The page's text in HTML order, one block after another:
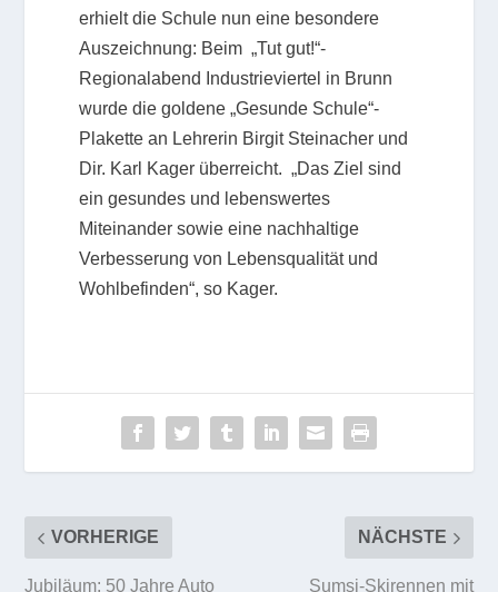
erhielt die Schule nun eine besondere
Auszeichnung: Beim „Tut gut!“-
Regionalabend Industrieviertel in Brunn
wurde die goldene „Gesunde Schule“-
Plakette an Lehrerin Birgit Steinacher und
Dir. Karl Kager überreicht. „Das Ziel sind
ein gesundes und lebenswertes
Miteinander sowie eine nachhaltige
Verbesserung von Lebensqualität und
Wohlbefinden“, so Kager.
VORHERIGE
Jubiläum: 50 Jahre Auto
NÄCHSTE
Sumsi-Skirennen mit